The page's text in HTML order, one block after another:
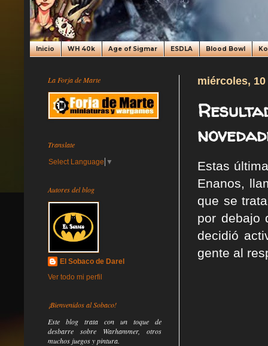
Inicio WH 40k Age of Sigmar ESDLA Blood Bowl
miércoles,
Estas
Enanos,
que se
por debajo
decidió
gente al
La Forja de Marte
Translate
Select Language ▼
Autores del blog
El Sobaco de Darel
Ver todo mi perfil
¡Bienvenidos al Sobaco!
Este blog trata con un toque de
desbarre sobre Warhammer, otros
muchos juegos y pintura.